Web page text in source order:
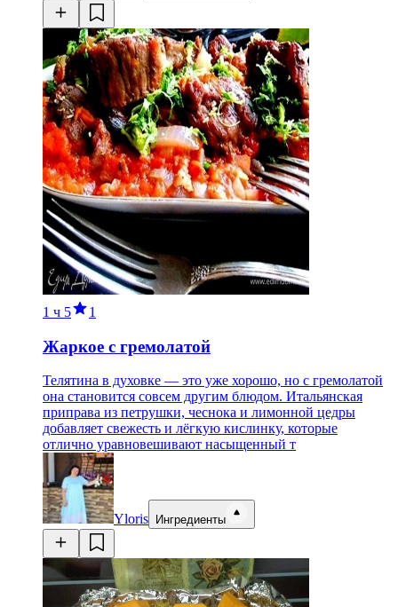
1 ч 5 1
Жаркое с гремолатой
Телятина в духовке — это уже хорошо, но с гремолатой
она становится совсем другим блюдом. Итальянская
приправа из петрушки, чеснока и лимонной цедры
добавляет свежесть и лёгкую кислинку, которые
отлично уравновешивают насыщенный т
Yloris Ингредиенты